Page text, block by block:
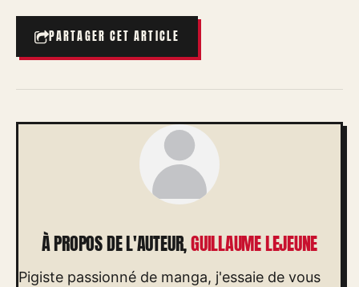
PARTAGER CET ARTICLE
À PROPOS DE L'AUTEUR,GUILLAUME LEJEUNE
Pigiste passionné de manga, j'essaie de vous